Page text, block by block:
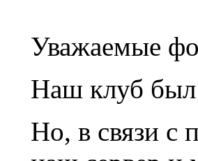
Уважаемые
Наш клуб был
Но, в связи с